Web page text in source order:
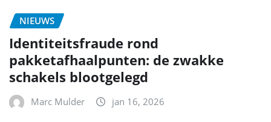
NIEUWS
Identiteitsfraude rond
pakketafhaalpunten: de zwakke
schakels blootgelegd
Marc Mulder jan 16, 2026